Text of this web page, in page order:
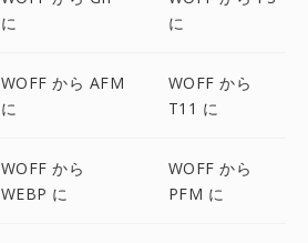
に
に
WOFF から AFM
に
WOFF から
T11 に
WOFF から
WEBP に
WOFF から
PFM に